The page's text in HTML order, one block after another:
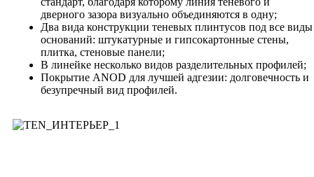
дверного зазора визуально объединяются в одну;
Два вида конструкции теневых плинтусов под все виды
оснований: штукатурные и гипсокартонные стены,
плитка, стеновые панели;
В линейке несколько видов разделительных профилей;
Покрытие ANOD для лучшей адгезии: долговечность и
безупречный вид профилей.